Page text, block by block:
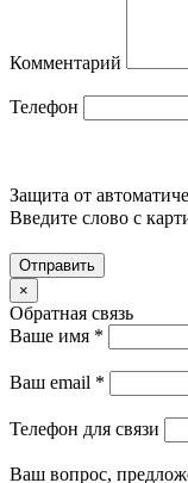
Комментарий
Телефон
Защита от
Введите слово с
Отправить
×
Обратная связь
Ваше имя *
Ваш email *
Телефон для связи
Ваш вопрос,